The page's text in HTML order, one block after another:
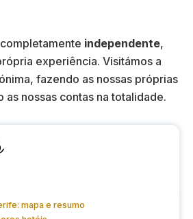
independente,
experiência. Visitámos a
fazendo as nossas próprias
as nossas contas na totalidade.
mapa e resumo